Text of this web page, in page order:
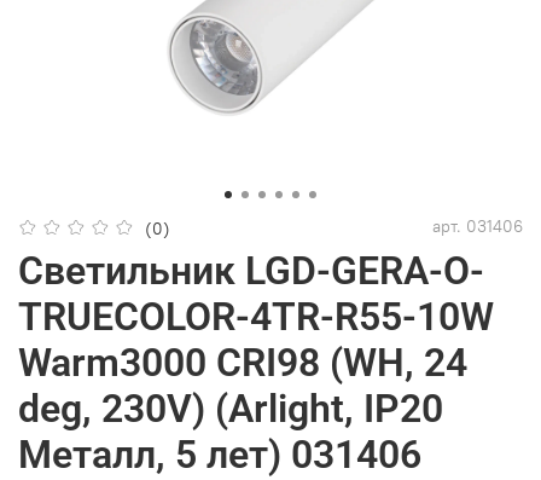
(0) арт. 031406
Светильник LGD-GERA-O-
TRUECOLOR-4TR-R55-10W
Warm3000 CRI98 (WH, 24
deg, 230V) (Arlight, IP20
Металл, 5 лет) 031406